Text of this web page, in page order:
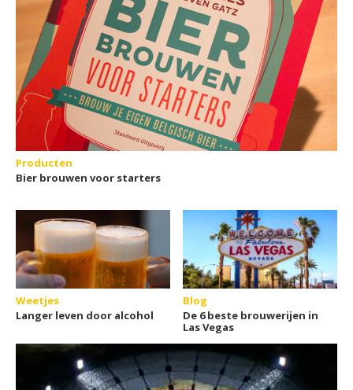
Producten
Bier brouwen voor starters
Weetjes
Langer leven door alcohol
Blog
De 6 beste brouwerijen in
Las Vegas